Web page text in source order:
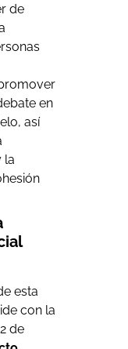
de
en
así
la
esta
con la
de